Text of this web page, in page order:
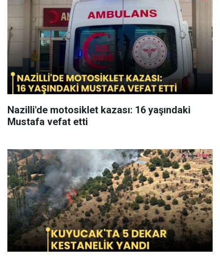
Nazilli'de motosiklet kazası: 16 yaşındaki
Mustafa vefat etti